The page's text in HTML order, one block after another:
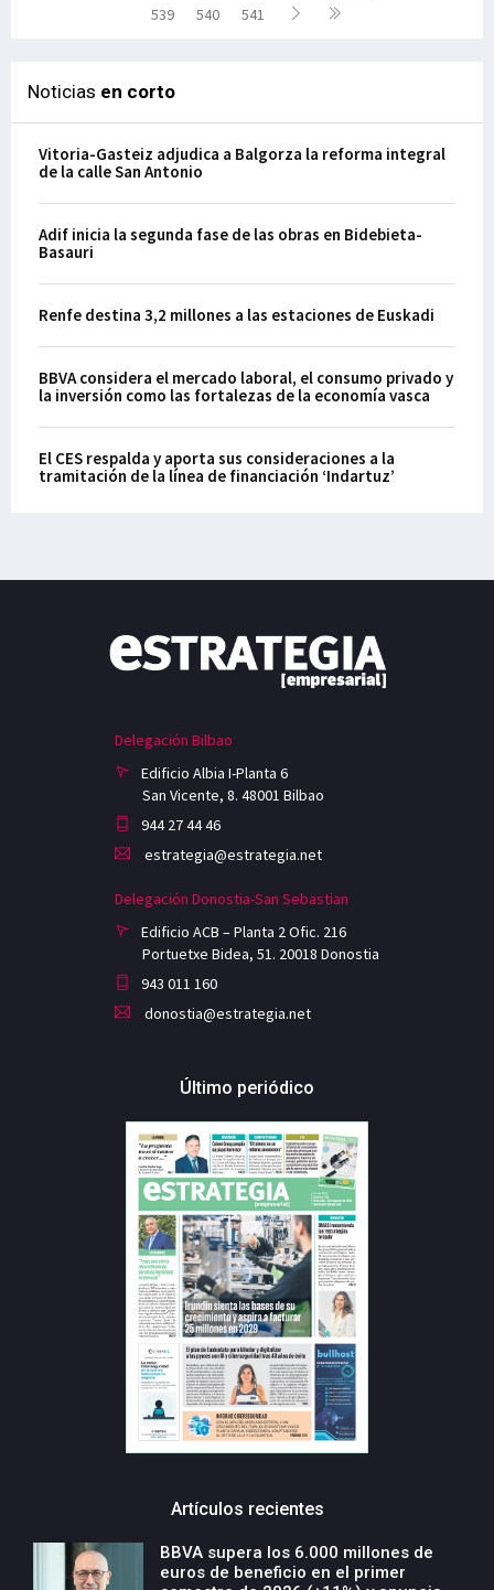
539
540 541
Noticias en corto
Vitoria-Gasteiz adjudica a Balgorza la reforma integral
de la calle San Antonio
Adif inicia la segunda fase de las obras en Bidebieta-
Basauri
Renfe destina 3,2 millones a las estaciones de Euskadi
BBVA considera el mercado laboral, el consumo privado y
la inversión como las fortalezas de la economía vasca
El CES respalda y aporta sus consideraciones a la
tramitación de la línea de financiación ‘Indartuz’
Delegación Bilbao
Edificio Albia I-Planta 6
San Vicente, 8. 48001 Bilbao
944 27 44 46
estrategia@estrategia.net
Delegación Donostia-San Sebastian
Edificio ACB – Planta 2 Ofic. 216
Portuetxe Bidea, 51. 20018 Donostia
943 011 160
donostia@estrategia.net
Último periódico
Artículos recientes
BBVA supera los 6.000 millones de
euros de beneficio en el primer